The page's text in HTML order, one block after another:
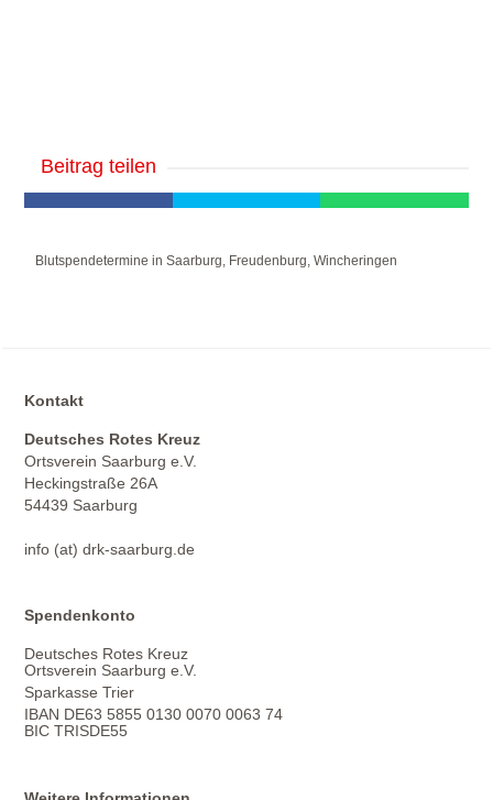
Beitrag teilen
Blutspendetermine in Saarburg, Freudenburg, Wincheringen
Kontakt
Deutsches Rotes Kreuz
Ortsverein Saarburg e.V.
Heckingstraße 26A
54439 Saarburg
info (at) drk-saarburg.de
Spendenkonto
Deutsches Rotes Kreuz
Ortsverein Saarburg e.V.
Sparkasse Trier
IBAN DE63 5855 0130 0070 0063 74
BIC TRISDE55